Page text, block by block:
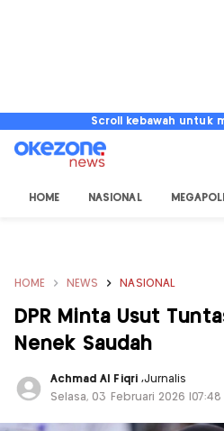
Scroll kebawah untuk
HOME NASIONAL
HOME NEWS NASIONAL
DPR Minta Usut
Nenek Saudah
Achmad Al Fiqri ,Jurnalis
Selasa, 03 Februari 2026 |07:48